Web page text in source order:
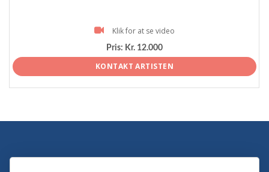
Klik for at se video
Pris: Kr. 12.000
KONTAKT ARTISTEN